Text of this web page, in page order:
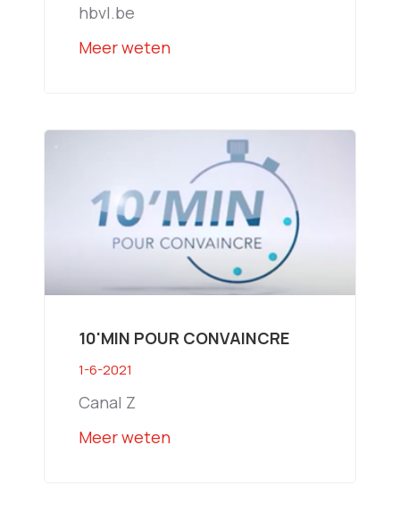
hbvl.be
Meer weten
10'MIN POUR CONVAINCRE
1-6-2021
Canal Z
Meer weten